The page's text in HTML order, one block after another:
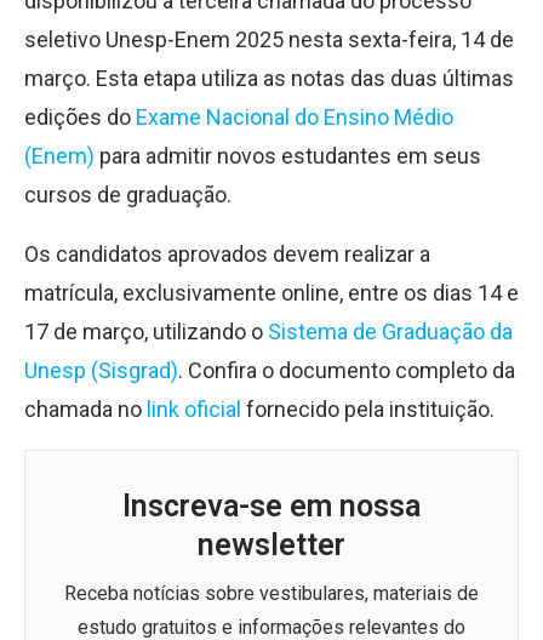
seletivo Unesp-Enem 2025 nesta sexta-feira, 14 de
março. Esta etapa utiliza as notas das duas últimas
edições do Exame Nacional do Ensino Médio
(Enem) para admitir novos estudantes em seus
cursos de graduação.
Os candidatos aprovados devem realizar a
matrícula, exclusivamente online, entre os dias 14 e
17 de março, utilizando o Sistema de Graduação da
Unesp (Sisgrad). Confira o documento completo da
chamada no link oficial fornecido pela instituição.
Inscreva-se em nossa
newsletter
Receba notícias sobre vestibulares, materiais de
estudo gratuitos e informações relevantes do